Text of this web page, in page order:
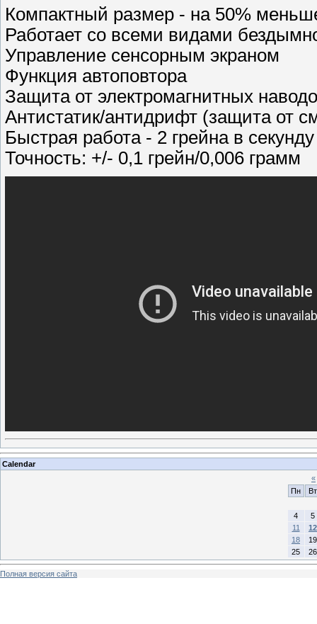
Компактный размер - на 50%
Работает со всеми видами
Управление сенсорным экраном
Функция автоповтора
Защита от электромагнитных
Антистатик/антидрифт (защита от
Быстрая работа - 2 грейна в секунду
Точность: +/- 0,1 грейн/0,006 грамм
Calendar
«
Пн
Вт
4
5
11
12
18
19
25
26
Полная версия сайта